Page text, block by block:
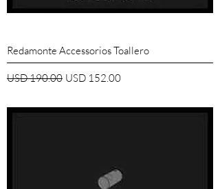
Redamonte Accessorios Toallero
Precio
USD 190.00 Precio de oferta
USD 152.00